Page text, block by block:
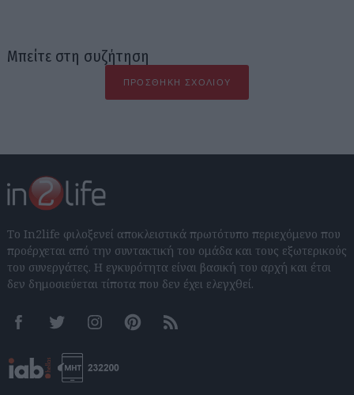
Μπείτε στη συζήτηση
ΠΡΟΣΘΉΚΗ ΣΧΟΛΊΟΥ
Το In2life φιλοξενεί αποκλειστικά πρωτότυπο περιεχόμενο που
προέρχεται από την συντακτική του ομάδα και τους εξωτερικούς
του συνεργάτες. Η εγκυρότητα είναι βασική του αρχή και έτσι
δεν δημοσιεύεται τίποτα που δεν έχει ελεγχθεί.
FacebookTwitter InstagramPinterestRSS feeds